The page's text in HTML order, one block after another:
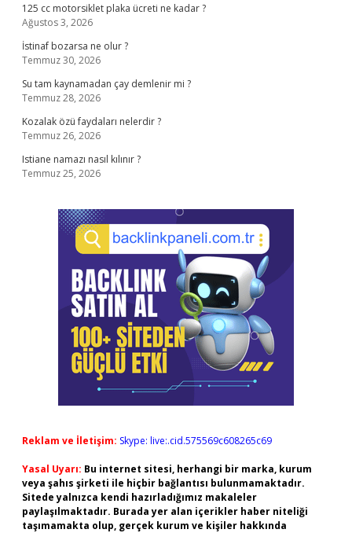
125 cc motorsiklet plaka ücreti ne kadar ?
Ağustos 3, 2026
İstinaf bozarsa ne olur ?
Temmuz 30, 2026
Su tam kaynamadan çay demlenir mi ?
Temmuz 28, 2026
Kozalak özü faydaları nelerdir ?
Temmuz 26, 2026
Istiane namazı nasıl kılınır ?
Temmuz 25, 2026
Reklam ve İletişim: Skype: live:.cid.575569c608265c69
Yasal Uyarı: Bu internet sitesi, herhangi bir marka, kurum
veya şahıs şirketi ile hiçbir bağlantısı bulunmamaktadır.
Sitede yalnızca kendi hazırladığımız makaleler
paylaşılmaktadır. Burada yer alan içerikler haber niteliği
taşımamakta olup, gerçek kurum ve kişiler hakkında